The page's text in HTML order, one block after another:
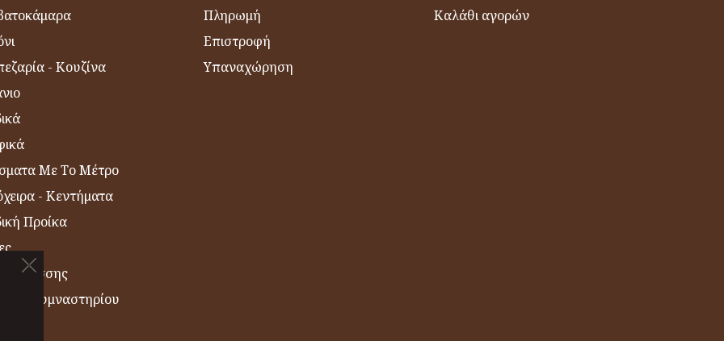
- Κουζίνα
Με Το Μέτρο
- Κεντήματα
Προίκα
Θαλάσσης
Γυμναστηρίου
Πληρωμή
Επιστροφή
Υπαναχώρηση
Καλάθι αγορών